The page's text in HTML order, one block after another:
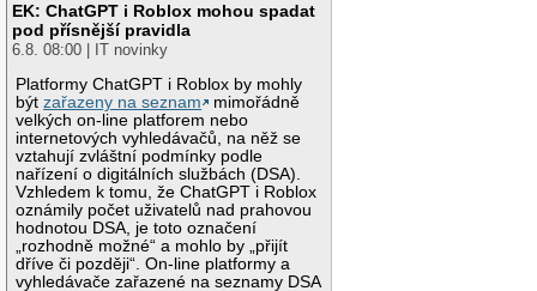
EK: ChatGPT i Roblox mohou spadat
pod přísnější pravidla
6.8. 08:00 | IT novinky
Platformy ChatGPT i Roblox by mohly
býtzařazeny na seznam
mimořádně
velkých on-line platforem nebo
internetových vyhledávačů, na něž se
vztahují zvláštní podmínky podle
nařízení o digitálních službách (DSA).
Vzhledem k tomu, že ChatGPT i Roblox
oznámily počet uživatelů nad prahovou
hodnotou DSA, je toto označení
„rozhodně možné“ a mohlo by „přijít
dříve či později“. On-line platformy a
vyhledávače zařazené na seznamy DSA